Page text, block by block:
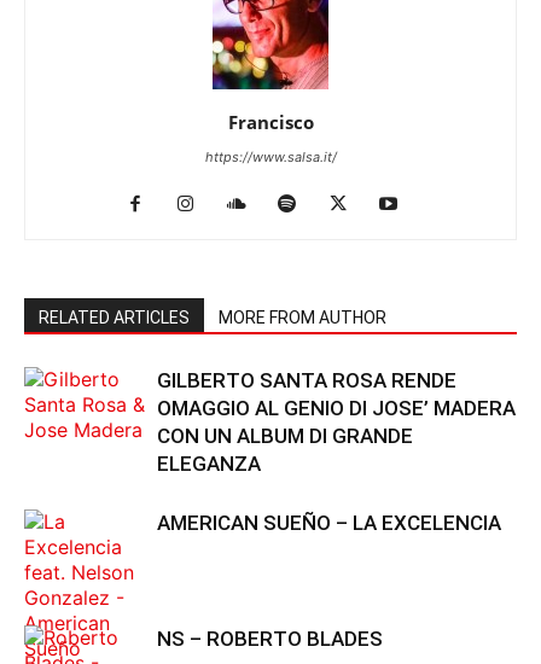
Francisco
https://www.salsa.it/
RELATED ARTICLES MORE FROM AUTHOR
GILBERTO SANTA ROSA RENDE
OMAGGIO AL GENIO DI JOSE’ MADERA
CON UN ALBUM DI GRANDE
ELEGANZA
AMERICAN SUEÑO – LA EXCELENCIA
NS – ROBERTO BLADES